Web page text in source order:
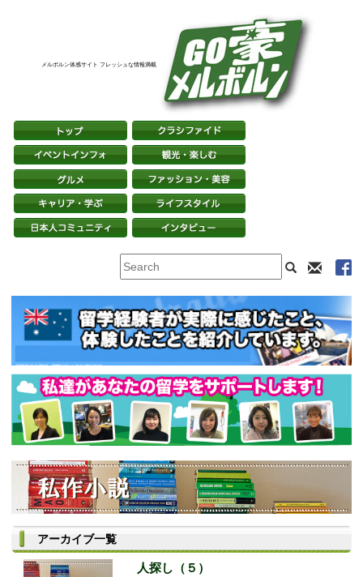
メルボルン体感サイト フレッシュな情報満載
アーカイブ一覧
人探し（５）